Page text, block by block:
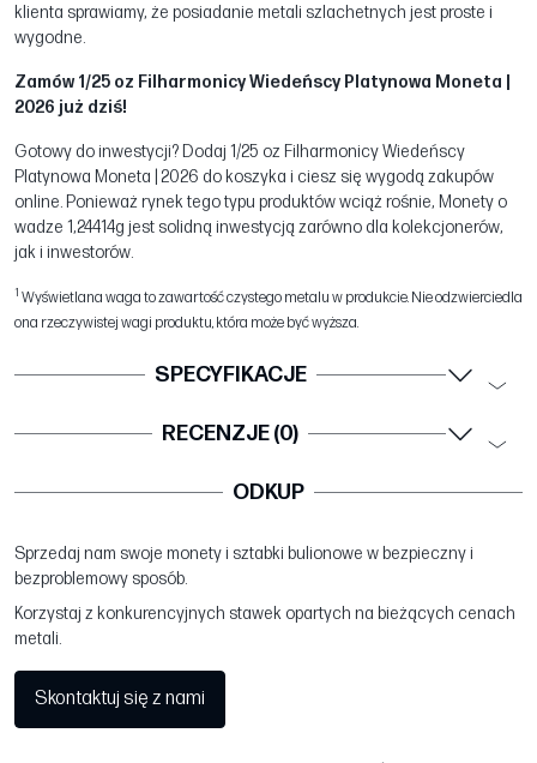
klienta sprawiamy, że posiadanie metali szlachetnych jest proste i
wygodne.
Zamów 1/25 oz Filharmonicy Wiedeńscy Platynowa Moneta |
2026 już dziś!
Gotowy do inwestycji? Dodaj 1/25 oz Filharmonicy Wiedeńscy
Platynowa Moneta | 2026 do koszyka i ciesz się wygodą zakupów
online. Ponieważ rynek tego typu produktów wciąż rośnie, Monety o
wadze 1,24414g jest solidną inwestycją zarówno dla kolekcjonerów,
jak i inwestorów.
1 Wyświetlana waga to zawartość czystego metalu w produkcie. Nie odzwierciedla
ona rzeczywistej wagi produktu, która może być wyższa.
SPECYFIKACJE
RECENZJE (0)
ODKUP
Sprzedaj nam swoje monety i sztabki bulionowe w bezpieczny i
bezproblemowy sposób.
Korzystaj z konkurencyjnych stawek opartych na bieżących cenach
metali.
Skontaktuj się z nami